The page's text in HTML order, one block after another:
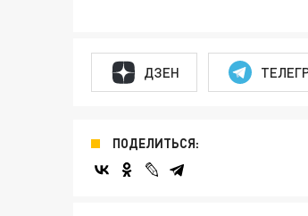
ДЗЕН
ПОДЕЛИТЬСЯ: